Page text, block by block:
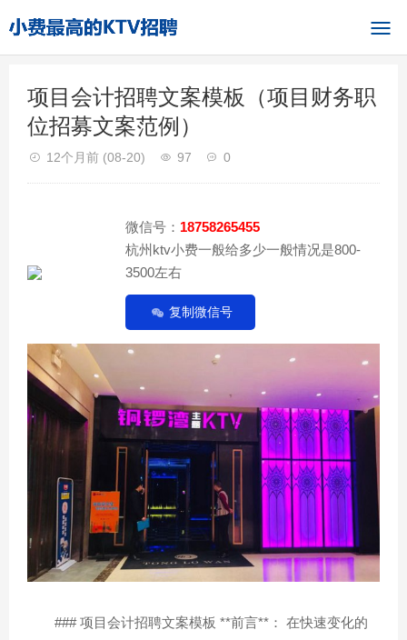
项目会计招聘文案模板（项目财务职
位招募文案范例）
12个月前 (08-20) 97 0
微信号： 18758265455
杭州ktv小费一般给多少一般情况是800-
3500左右
复制微信号
### 项目会计招聘文案模板 **前言**： 在快速变化的